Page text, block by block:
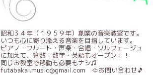
昭和３４年（１９５９年）創業の音楽教室です。
いつも心に寄り添える音楽を目指しています。
ピアノ・フルート・声楽・合唱・ソルフェージュ
に加えて、算数・数学・英語もオープン！！
同じお教室で移動も必要もナシ♫
futabakai.music@gmail.com ⇦お問い合わせ🎵